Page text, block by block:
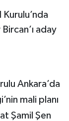
aday
Ankara’da
mali planı
Şamil Şen